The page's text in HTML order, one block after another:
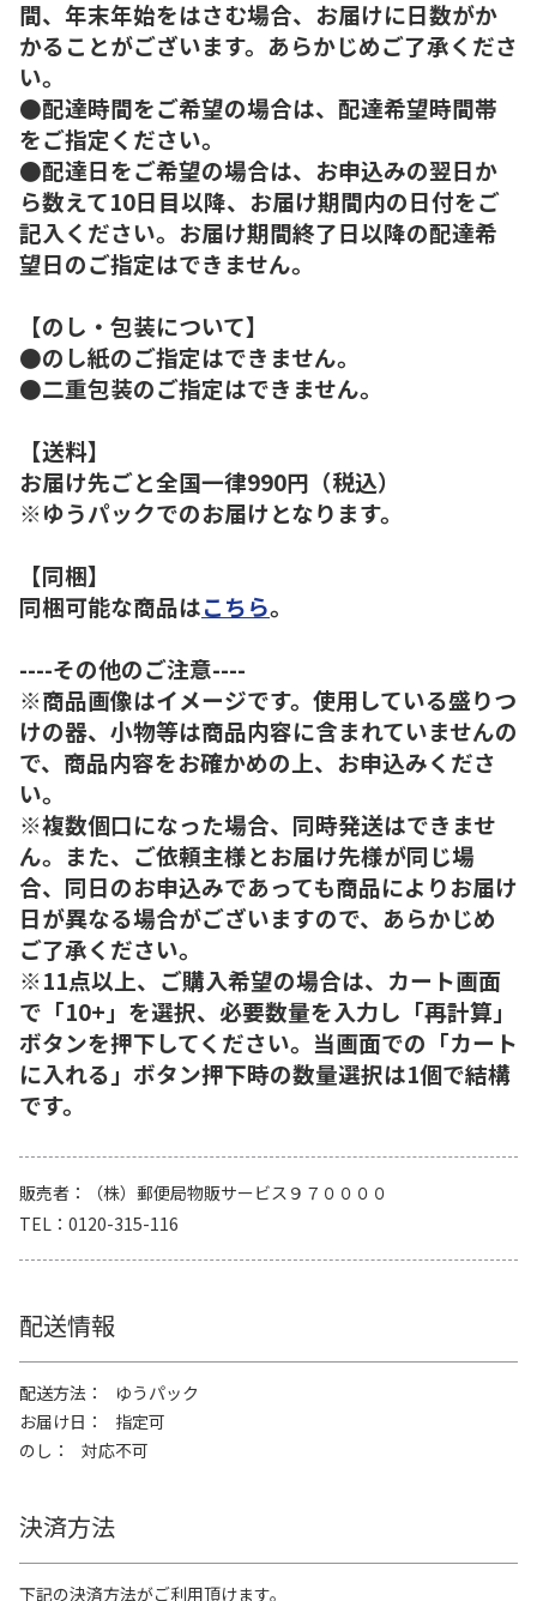
間、年末年始をはさむ場合、お届けに日数がか
かることがございます。あらかじめご了承くださ
い。
●配達時間をご希望の場合は、配達希望時間帯
をご指定ください。
●配達日をご希望の場合は、お申込みの翌日か
ら数えて10日目以降、お届け期間内の日付をご
記入ください。お届け期間終了日以降の配達希
望日のご指定はできません。
【のし・包装について】
●のし紙のご指定はできません。
●二重包装のご指定はできません。
【送料】
お届け先ごと全国一律990円（税込）
※ゆうパックでのお届けとなります。
【同梱】
同梱可能な商品はこちら。
----その他のご注意----
※商品画像はイメージです。使用している盛りつ
けの器、小物等は商品内容に含まれていませんの
で、商品内容をお確かめの上、お申込みくださ
い。
※複数個口になった場合、同時発送はできませ
ん。また、ご依頼主様とお届け先様が同じ場
合、同日のお申込みであっても商品によりお届け
日が異なる場合がございますので、あらかじめ
ご了承ください。
※11点以上、ご購入希望の場合は、カート画面
で「10+」を選択、必要数量を入力し「再計算」
ボタンを押下してください。当画面での「カート
に入れる」ボタン押下時の数量選択は1個で結構
です。
販売者
（株）郵便局物販サービス９７００００
TEL
0120-315-116
配送情報
配送方法
ゆうパック
お届け日
指定可
のし
対応不可
決済方法
下記の決済方法がご利用頂けます。